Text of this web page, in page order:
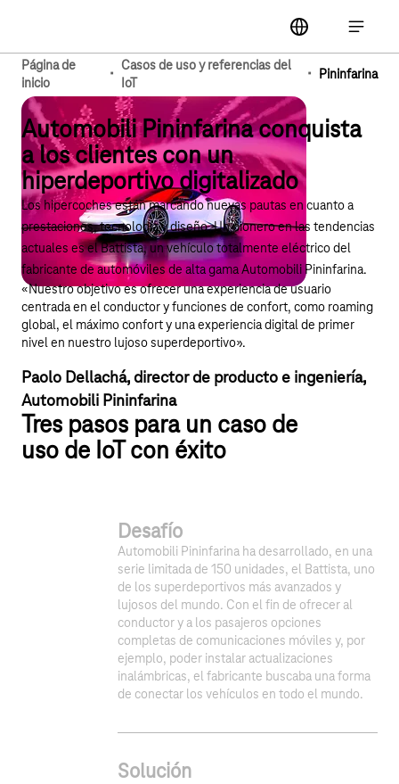
label
Abrir la
Página de
inicio
· Casos de uso y referencias del
IoT
· Pininfarina
Automobili Pininfarina conquista
a los clientes con un
hiperdeportivo digitalizado
Los hipercoches están marcando nuevas pautas en cuanto a
prestaciones, tecnología y diseño. Un pionero en las tendencias
actuales es el Battista, un vehículo totalmente eléctrico del
fabricante de automóviles de alta gama Automobili Pininfarina.
«Nuestro objetivo es ofrecer una experiencia de usuario
centrada en el conductor y funciones de confort, como roaming
global, el máximo confort y una experiencia digital de primer
nivel en nuestro lujoso superdeportivo».
Paolo Dellachá, director de producto e ingeniería,
Automobili Pininfarina
Tres pasos para un caso de
uso de IoT con éxito
Desafío
Automobili Pininfarina ha desarrollado, en una
serie limitada de 150 unidades, el Battista, uno
de los superdeportivos más avanzados y
lujosos del mundo. Con el fin de ofrecer al
conductor y a los pasajeros opciones
completas de comunicaciones móviles y, por
ejemplo, poder instalar actualizaciones
inalámbricas, el fabricante buscaba una forma
de conectar los vehículos en todo el mundo.
Solución